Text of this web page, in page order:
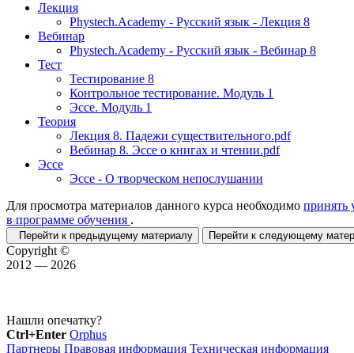
Лекция
Phystech.Academy - Русский язык - Лекция 8
Вебинар
Phystech.Academy - Русский язык - Вебинар 8
Тест
Тестирование 8
Контрольное тестирование. Модуль 1
Эссе. Модуль 1
Теория
Лекция 8. Падежи существительного.pdf
Вебинар 8. Эссе о книгах и чтении.pdf
Эссе
Эссе - О творческом непослушании
Для просмотра материалов данного курса необходимо принять
в программе обучения .
Перейти к предыдущему материалу Перейти к следующему
Copyright ©
2012 — 2026
Нашли опечатку?
Ctrl+Enter Orphus
Партнеры Правовая информация Техническая информация